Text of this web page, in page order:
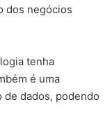
dos negócios
tenha
é uma
de dados, podendo